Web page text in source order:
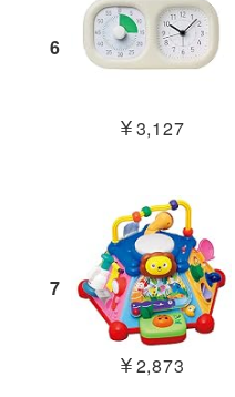
6
￥3,127
7
￥2,873